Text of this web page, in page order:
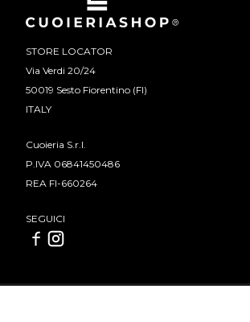
STORE LOCATOR
Via Verdi 20/24
50019 Sesto Fiorentino (FI)
ITALY
Cuoieria S.r.l.
P.IVA 06841450486
REA FI-660264
SEGUICI